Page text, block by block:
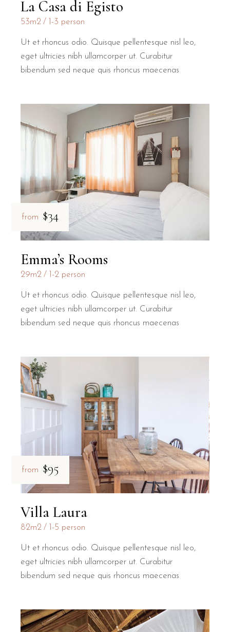
La Casa di Egisto
53m2 1-3 person
Ut et rhoncus odio. Quisque pellentesque nisl leo,
eget ultricies nibh ullamcorper ut. Curabitur
bibendum sed neque quis rhoncus maecenas
from $34
Emma’s Rooms
29m2 1-2 person
Ut et rhoncus odio. Quisque pellentesque nisl leo,
eget ultricies nibh ullamcorper ut. Curabitur
bibendum sed neque quis rhoncus maecenas
from $95
Villa Laura
82m2 1-5 person
Ut et rhoncus odio. Quisque pellentesque nisl leo,
eget ultricies nibh ullamcorper ut. Curabitur
bibendum sed neque quis rhoncus maecenas